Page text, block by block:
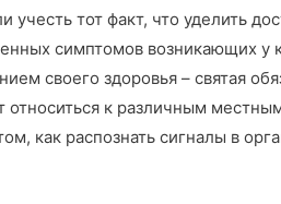
тот факт, что уделить
симптомов возникающих у
своего здоровья – святая
относиться к различным
как распознать сигналы в